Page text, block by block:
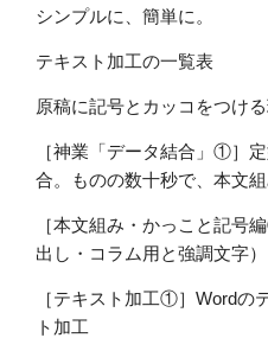
シンプルに、簡単に。
テキスト加工の一覧表
原稿に記号とカッコをつけ
［神業「データ結合」①］
合。ものの数十秒で、本文組
［本文組み・かっこと記号
出し・コラム用と強調文字）
［テキスト加工①］Wordの
ト加工